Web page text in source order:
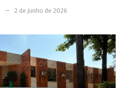
2 de junho de 2026